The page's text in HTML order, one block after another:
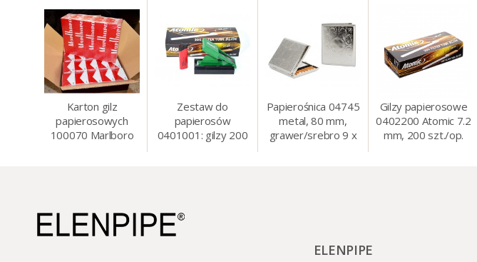
Karton gilz
papierosowych
100070 Marlboro
Zestaw do
papierosów
0401001: gilzy 200
Papierośnica 04745
metal, 80 mm,
grawer/srebro 9 x
Gilzy papierosowe
0402200 Atomic 7.2
mm, 200 szt./op.
ELENPIPE